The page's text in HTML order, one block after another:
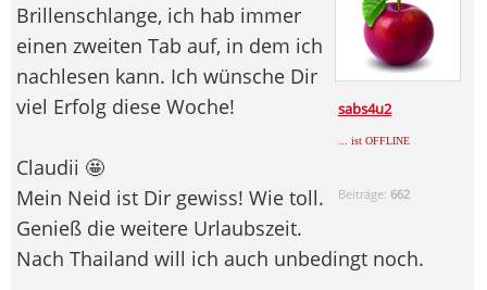
sabs4u2
... ist OFFLINE
Beiträge: 662
Brillenschlange, ich hab immer
einen zweiten Tab auf, in dem ich
nachlesen kann. Ich wünsche Dir
viel Erfolg diese Woche!
Claudii 🤩
Mein Neid ist Dir gewiss! Wie toll.
Genieß die weitere Urlaubszeit.
Nach Thailand will ich auch unbedingt noch.